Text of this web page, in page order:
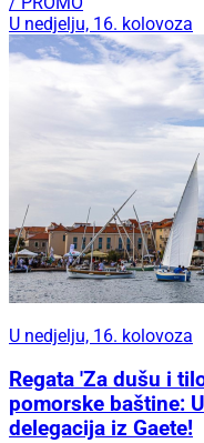
U nedjelju, 16. kolovoza
U nedjelju, 16. kolovoza
Regata 'Za dušu i
pomorske baštine:
delegacija iz Gaete!